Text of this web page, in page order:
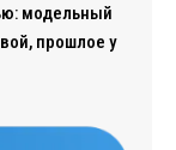
модельный
прошлое у